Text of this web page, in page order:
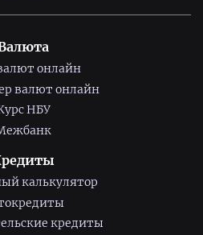
онлайн
валют онлайн
НБУ
калькулятор
кредиты